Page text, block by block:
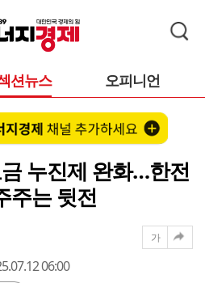
션뉴스 오피니언
누진제 완화…한전
주는 뒷전
06:00
가